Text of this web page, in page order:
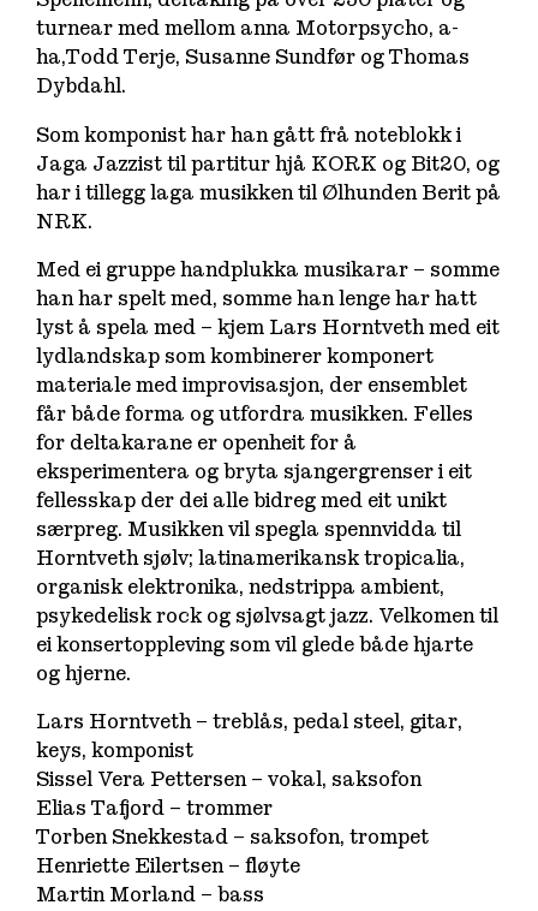
turnear med mellom anna Motorpsycho, a-
ha,Todd Terje, Susanne Sundfør og Thomas
Dybdahl.
Som komponist har han gått frå noteblokk i
Jaga Jazzist til partitur hjå KORK og Bit20, og
har i tillegg laga musikken til Ølhunden Berit på
NRK.
Med ei gruppe handplukka musikarar – somme
han har spelt med, somme han lenge har hatt
lyst å spela med – kjem Lars Horntveth med eit
lydlandskap som kombinerer komponert
materiale med improvisasjon, der ensemblet
får både forma og utfordra musikken. Felles
for deltakarane er openheit for å
eksperimentera og bryta sjangergrenser i eit
fellesskap der dei alle bidreg med eit unikt
særpreg. Musikken vil spegla spennvidda til
Horntveth sjølv; latinamerikansk tropicalia,
organisk elektronika, nedstrippa ambient,
psykedelisk rock og sjølvsagt jazz. Velkomen til
ei konsertoppleving som vil glede både hjarte
og hjerne.
Lars Horntveth – treblås, pedal steel, gitar,
keys, komponist
Sissel Vera Pettersen – vokal, saksofon
Elias Tafjord – trommer
Torben Snekkestad – saksofon, trompet
Henriette Eilertsen – fløyte
Martin Morland – bass